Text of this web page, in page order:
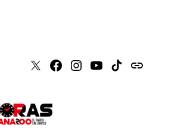
X Faceboook
Instagram
Youtube
Tiktokissuu